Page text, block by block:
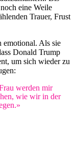
eine Weile
Trauer, Frust
emotional. Als sie
Donald Trump
um sich wieder zu
werden mir
wie wir in der